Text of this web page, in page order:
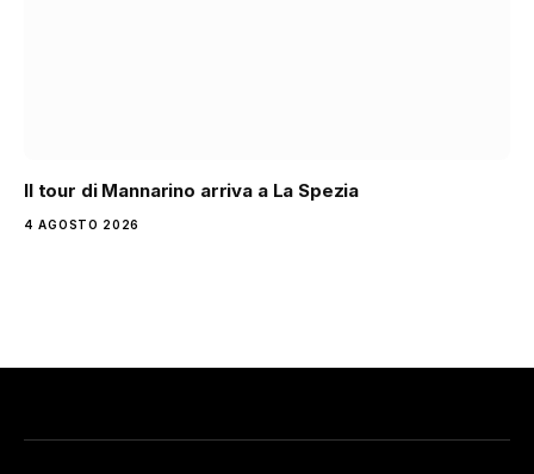
Il tour di Mannarino arriva a La Spezia
4 AGOSTO 2026